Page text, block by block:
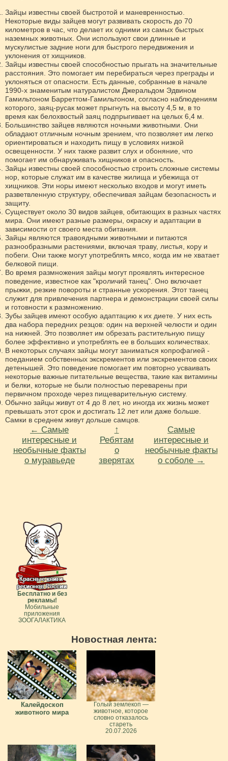
Зайцы известны своей быстротой и маневренностью.
Некоторые виды зайцев могут развивать скорость до 70
километров в час, что делает их одними из самых быстрых
наземных животных. Они используют свои длинные и
мускулистые задние ноги для быстрого передвижения и
уклонения от хищников.
Зайцы известны своей способностью прыгать на значительные
расстояния. Это помогает им перебираться через преграды и
уклоняться от опасности. Есть данные, собранные в начале
1990-х знаменитым натуралистом Джеральдом Эдвином
Гамильтоном Барреттом-Гамильтоном, согласно наблюдениям
которого, заяц-русак может прыгнуть на высоту 4,5 м, в то
время как белохвостый заяц подпрыгивает на целых 6,4 м.
Большинство зайцев являются ночными животными. Они
обладают отличным ночным зрением, что позволяет им легко
ориентироваться и находить пищу в условиях низкой
освещенности. У них также развит слух и обоняние, что
помогает им обнаруживать хищников и опасность.
Зайцы известны своей способностью строить сложные системы
нор, которые служат им в качестве жилища и убежища от
хищников. Эти норы имеют несколько входов и могут иметь
разветвленную структуру, обеспечивая зайцам безопасность и
защиту.
Существует около 30 видов зайцев, обитающих в разных частях
мира. Они имеют разные размеры, окраску и адаптации в
зависимости от своего места обитания.
Зайцы являются травоядными животными и питаются
разнообразными растениями, включая траву, листья, кору и
побеги. Они также могут употреблять мясо, когда им не хватает
белковой пищи.
Во время размножения зайцы могут проявлять интересное
поведение, известное как "кроличий танец". Оно включает
прыжки, резкие повороты и странные ускорения. Этот танец
служит для привлечения партнера и демонстрации своей силы
и готовности к размножению.
Зубы зайцев имеют особую адаптацию к их диете. У них есть
два набора передних резцов: один на верхней челюсти и один
на нижней. Это позволяет им обрезать растительную пищу
более эффективно и употреблять ее в больших количествах.
В некоторых случаях зайцы могут заниматься копрофагией -
поеданием собственных экскрементов или экскрементов своих
детенышей. Это поведение помогает им повторно усваивать
некоторые важные питательные вещества, такие как витамины
и белки, которые не были полностью переварены при
первичном проходе через пищеварительную систему.
Обычно зайцы живут от 4 до 8 лет, но иногда их жизнь может
превышать этот срок и достигать 12 лет или даже больше.
Самки в среднем живут дольше самцов.
← Самые
интересные и
необычные факты
о муравьеде
↑
Ребятам
о
зверятах
Самые
интересные и
необычные факты
о соболе →
Бесплатно и без
рекламы!
Мобильные
приложения
ЗООГАЛАКТИКА
Новостная лента:
Калейдоскоп
животного мира
Голый землекоп —
животное, которое
словно отказалось
стареть
20.07.2026